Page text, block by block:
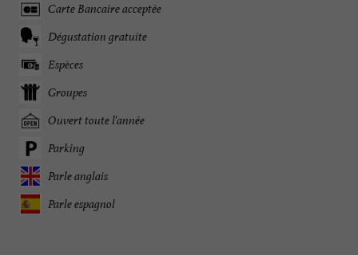
Carte Bancaire acceptée
Dégustation gratuite
Espèces
Groupes
Ouvert toute l'année
Parking
Parle anglais
Parle espagnol